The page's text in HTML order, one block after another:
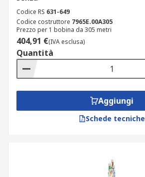
Codice RS 631-649
Codice costruttore 7965E.00A305
Prezzo per 1 bobina da 305 metri
404,91 €(IVA esclusa)
Quantità
Aggiungi
Schede tecniche